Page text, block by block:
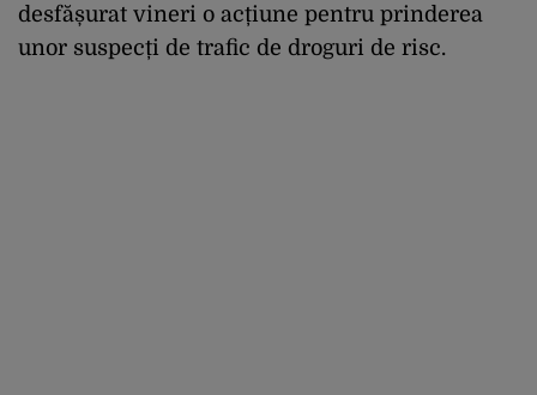
desfășurat vineri o acțiune pentru prinderea
unor suspecți de trafic de droguri de risc.